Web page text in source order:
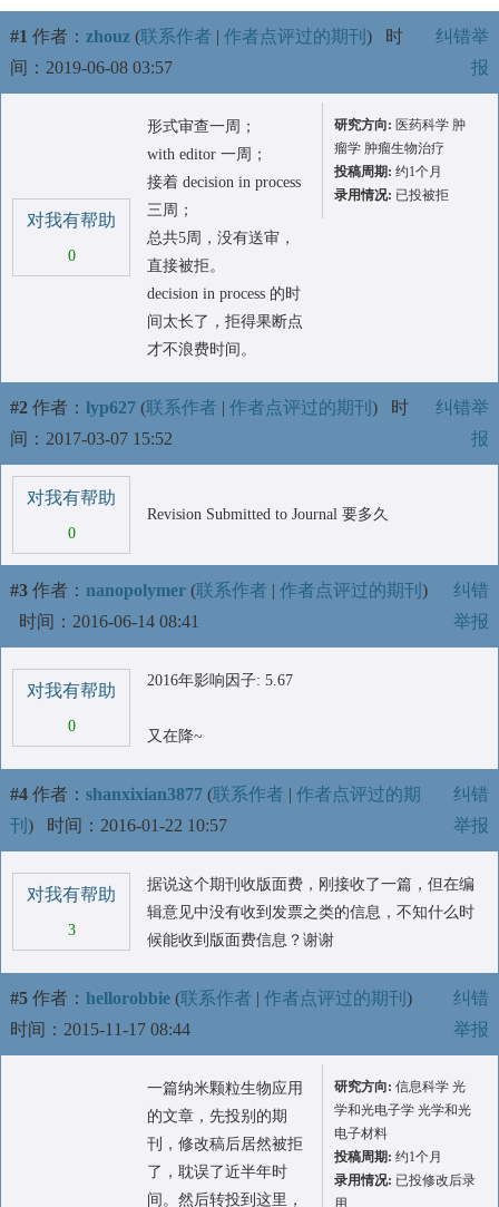
#1 作者： zhouz (联系作者 | 作者点评过的期刊 ) 时
间：2019-06-08 03:57
纠错举
报
对我有帮助
0
形式审查一周；
with editor 一周；
接着 decision in process
三周；
总共5周，没有送审，
直接被拒。
decision in process 的时
间太长了，拒得果断点
才不浪费时间。
研究方向: 医药科学 肿
瘤学 肿瘤生物治疗
投稿周期: 约1个月
录用情况: 已投被拒
#2 作者： lyp627 (联系作者 | 作者点评过的期刊 ) 时
间：2017-03-07 15:52
纠错举
报
对我有帮助
0
Revision Submitted to Journal 要多久
#3 作者： nanopolymer (联系作者 | 作者点评过的期刊 )
时间：2016-06-14 08:41
纠错
举报
对我有帮助
0
2016年影响因子: 5.67
又在降~
#4 作者： shanxixian3877 (联系作者 | 作者点评过的期
刊 ) 时间：2016-01-22 10:57
纠错
举报
对我有帮助
3
据说这个期刊收版面费，刚接收了一篇，但在编
辑意见中没有收到发票之类的信息，不知什么时
候能收到版面费信息？谢谢
#5 作者： hellorobbie (联系作者 | 作者点评过的期刊 )
时间：2015-11-17 08:44
纠错
举报
一篇纳米颗粒生物应用
的文章，先投别的期
刊，修改稿后居然被拒
了，耽误了近半年时
间。然后转投到这里，
研究方向: 信息科学 光
学和光电子学 光学和光
电子材料
投稿周期: 约1个月
录用情况: 已投修改后录
用